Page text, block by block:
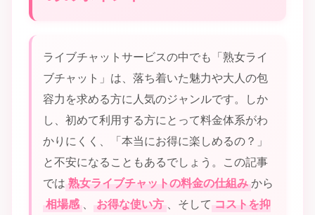
ライブチャットサービスの中でも「熟女ライ
ブチャット」は、落ち着いた魅力や大人の包
容力を求める方に人気のジャンルです。しか
し、初めて利用する方にとって料金体系がわ
かりにくく、「本当にお得に楽しめるの？」
と不安になることもあるでしょう。この記事
では 熟女ライブチャットの料金の仕組み から
相場感 、 お得な使い方 、そして コストを抑